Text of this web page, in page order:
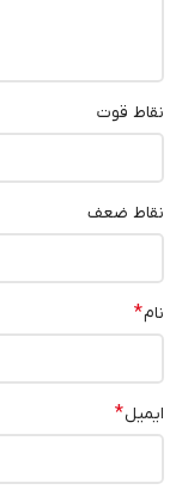
نقاط قوت
نقاط ضعف
نام*
ایمیل*